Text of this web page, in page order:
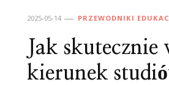
2025-05-14 PRZEWODNIKI
Jak skutecznie
kierunek